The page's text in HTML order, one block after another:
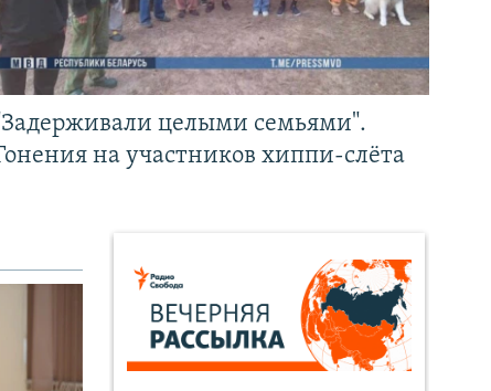
целыми семьями".
на участников хиппи-слёта